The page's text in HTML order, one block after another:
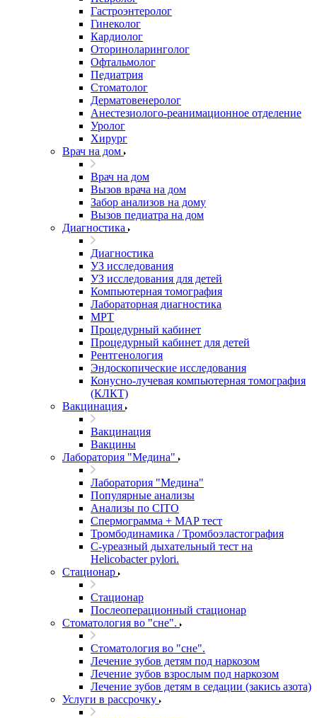
Гастроэнтеролог
Гинеколог
Кардиолог
Оториноларинголог
Офтальмолог
Педиатрия
Стоматолог
Дерматовенеролог
Анестезиолого-реанимационное отделение
Уролог
Хирург
Врач на дом
Врач на дом
Вызов врача на дом
Забор анализов на дому
Вызов педиатра на дом
Диагностика
Диагностика
УЗ исследования
УЗ исследования для детей
Компьютерная томография
Лабораторная диагностика
МРТ
Процедурный кабинет
Процедурный кабинет для детей
Рентгенология
Эндоскопические исследования
Конусно-лучевая компьютерная томография
(КЛКТ)
Вакцинация
Вакцинация
Вакцины
Лаборатория "Медина"
Лаборатория "Медина"
Популярные анализы
Анализы по CITO
Спермограмма + МАР тест
Тромбодинамика / Тромбоэластография
С-уреазный дыхательный тест на
Helicobacter pylori.
Стационар
Стационар
Послеоперационный стационар
Стоматология во "сне".
Стоматология во "сне".
Лечение зубов детям под наркозом
Лечение зубов взрослым под наркозом
Лечение зубов детям в седации (закись азота)
Услуги в рассрочку